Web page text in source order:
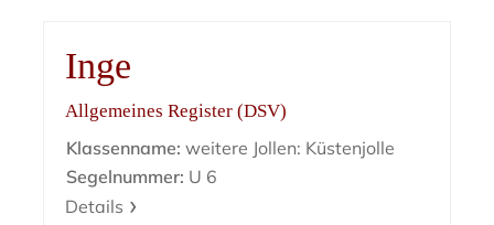
Inge
Allgemeines Register (DSV)
Klassenname: weitere Jollen: Küstenjolle
Segelnummer: U 6
Details